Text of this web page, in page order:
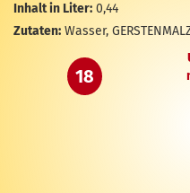
Inhalt in Liter: 0,44
Zutaten: Wasser,
18